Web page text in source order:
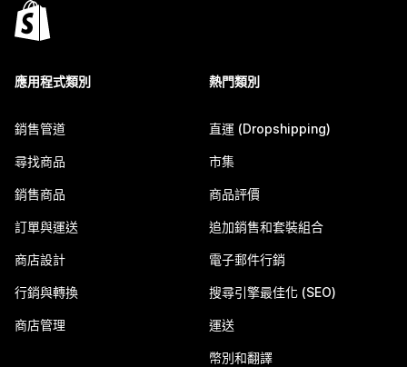
應用程式類別
銷售管道
尋找商品
銷售商品
訂單與運送
商店設計
行銷與轉換
商店管理
熱門類別
直運 (Dropshipping)
市集
商品評價
追加銷售和套裝組合
電子郵件行銷
搜尋引擎最佳化 (SEO)
運送
幣別和翻譯